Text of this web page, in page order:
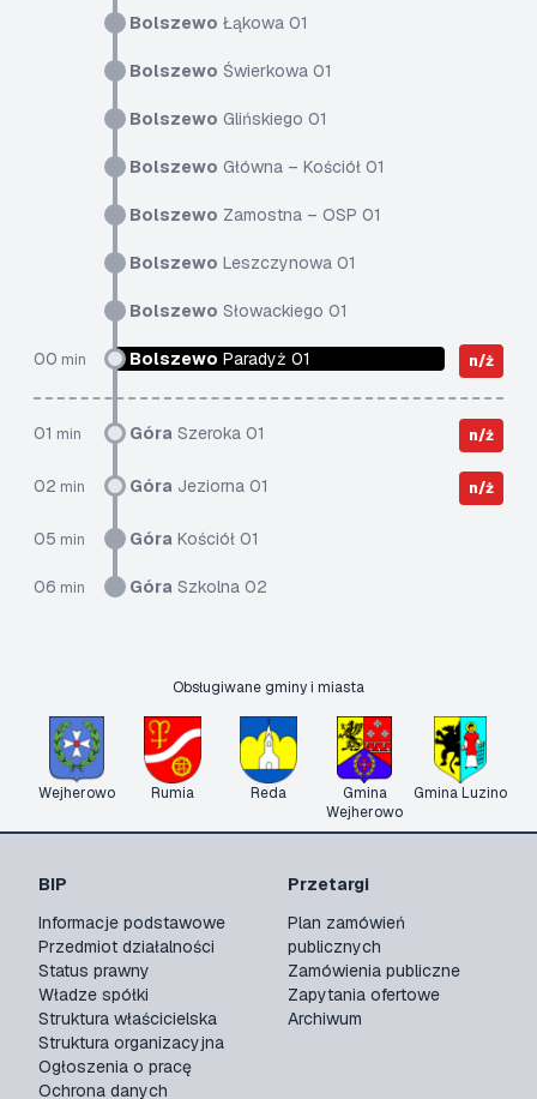
Bolszewo Łąkowa 01
Bolszewo Świerkowa 01
Bolszewo Glińskiego 01
Bolszewo Główna – Kościół 01
Bolszewo Zamostna – OSP 01
Bolszewo Leszczynowa 01
Bolszewo Słowackiego 01
00 min Bolszewo Paradyż 01 n/ż
01 min Góra Szeroka 01 n/ż
02 min Góra Jeziorna 01 n/ż
05 min Góra Kościół 01
06 min Góra Szkolna 02
Obsługiwane gminy i miasta
Wejherowo Rumia Reda
Gmina
Wejherowo
Gmina Luzino
BIP
Informacje podstawowe
Przedmiot działalności
Status prawny
Władze spółki
Struktura właścicielska
Struktura organizacyjna
Ogłoszenia o pracę
Ochrona danych
Przetargi
Plan zamówień
publicznych
Zamówienia publiczne
Zapytania ofertowe
Archiwum